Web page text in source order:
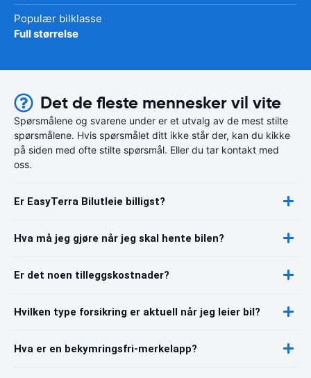
Populær bilklasse
Full størrelse
Det de fleste mennesker vil vite
Spørsmålene og svarene under er et utvalg av de mest stilte
spørsmålene. Hvis spørsmålet ditt ikke står der, kan du kikke
på siden med ofte stilte spørsmål. Eller du tar kontakt med
oss.
Er EasyTerra Bilutleie billigst?
Hva må jeg gjøre når jeg skal hente bilen?
Er det noen tilleggskostnader?
Hvilken type forsikring er aktuell når jeg leier bil?
Hva er en bekymringsfri-merkelapp?